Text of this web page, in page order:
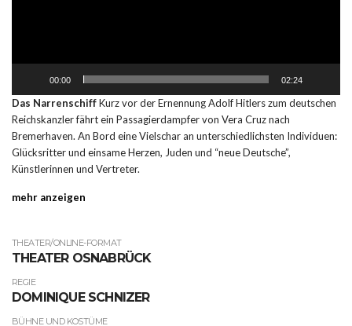
00:00 02:24
Das NarrenschiffKurz vor der Ernennung Adolf Hitlers zum deutschen
Reichskanzler fährt ein Passagierdampfer von Vera Cruz nach
Bremerhaven. An Bord eine Vielschar an unterschiedlichsten Individuen:
Glücksritter und einsame Herzen, Juden und “neue Deutsche”,
Künstlerinnen und Vertreter.
mehr anzeigen
THEATER/ONLINE-FORMAT
THEATER OSNABRÜCK
REGIE
DOMINIQUE SCHNIZER
BÜHNE UND KOSTÜME